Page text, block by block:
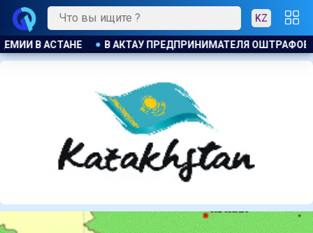
KZ
ЗА БЕСПЛАТНУЮ РАЗДАЧУ МОРОЖЕНОГО